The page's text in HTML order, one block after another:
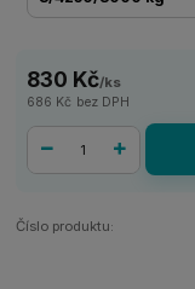
830 Kč/ks
686 Kč bez DPH
Číslo produktu: